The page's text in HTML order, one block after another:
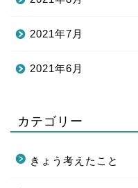
2021年7月
2021年6月
カテゴリー
きょう考えたこと